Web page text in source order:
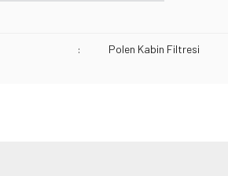
: Polen Kabin Filtresi